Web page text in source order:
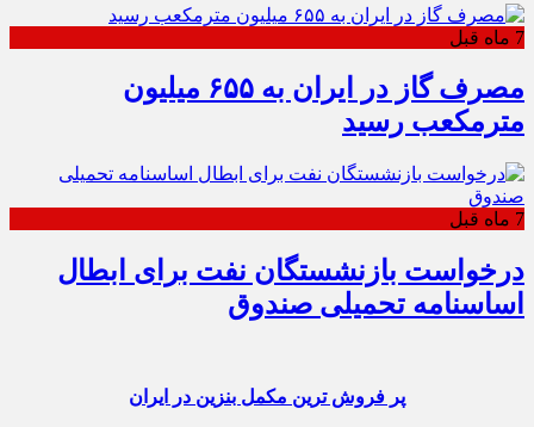
7 ماه قبل
مصرف گاز در ایران به ۶۵۵ میلیون
مترمکعب رسید
7 ماه قبل
درخواست بازنشستگان نفت برای ابطال
اساسنامه تحمیلی صندوق
پر فروش ترین مکمل بنزین در ایران